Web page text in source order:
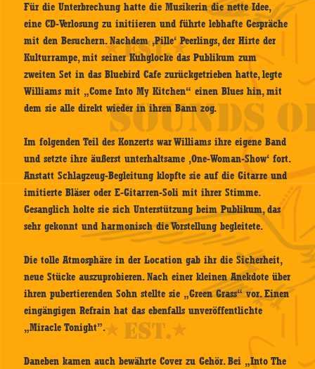
Für die Unterbrechung hatte die Musikerin die nette Idee,
eine CD-Verlosung zu initiieren und führte lebhafte Gespräche
mit den Besuchern. Nachdem ‚Pille‘ Peerlings, der Hirte der
Kulturrampe, mit seiner Kuhglocke das Publikum zum
zweiten Set in das Bluebird Cafe zurückgetrieben hatte, legte
Williams mit „Come Into My Kitchen“ einen Blues hin, mit
dem sie alle direkt wieder in ihren Bann zog.
Im folgenden Teil des Konzerts war Williams ihre eigene Band
und setzte ihre äußerst unterhaltsame ‚One-Woman-Show‘ fort.
Anstatt Schlagzeug-Begleitung klopfte sie auf die Gitarre und
imitierte Bläser oder E-Gitarren-Soli mit ihrer Stimme.
Gesanglich holte sie sich Unterstützung beim Publikum, das
sehr gekonnt und harmonisch die Vorstellung begleitete.
Die tolle Atmosphäre in der Location gab ihr die Sicherheit,
neue Stücke auszuprobieren. Nach einer kleinen Anekdote über
ihren pubertierenden Sohn stellte sie „Green Grass“ vor. Einen
eingängigen Refrain hat das ebenfalls unveröffentlichte
„Miracle Tonight”.
Daneben kamen auch bewährte Cover zu Gehör. Bei „Into The